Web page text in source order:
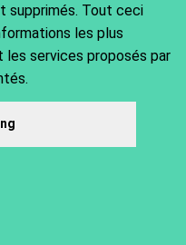
supprimés. Tout ceci
les plus
services proposés par